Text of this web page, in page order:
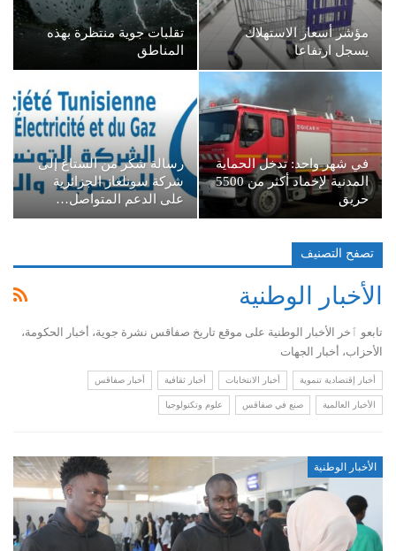
مؤشر أسعار الاستهلاك
يسجل ارتفاعا
تقلبات جوية منتظرة بهذه
المناطق
في شهر واحد: تدخل الحماية
المدنية لإخماد أكثر من 5500
حريق
رسالة شكر من الستاغ إلى
شركة سونلغاز الجزائرية
على الدعم المتواصل…
تصفح التصنيف
الأخبار الوطنية
تابعو ٱخر الأخبار الوطنية على موقع تاريخ صفاقس نشرة جوية، أخبار الحكومة،
الأحزاب، أخبار الجهات
أخبار إقتصادية تنموية أخبار الانتخابات أخبار ثقافية أخبار صفاقس
الأخبار العالمية صنع في صفاقس علوم وتكنولوجيا
الأخبار الوطنية